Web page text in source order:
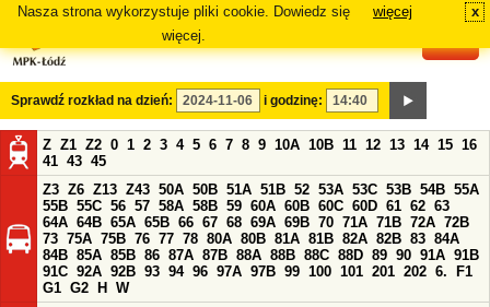
Nasza strona wykorzystuje pliki cookie. Dowiedz się
więcej.
więcej x
Sprawdź rozkład na dzień: i godzinę:
Z Z1 Z2 0 1 2 3 4 5 6 7 8 9 10A 10B 11 12 13 14 15 16
41 43 45
Z3 Z6 Z13 Z43 50A 50B 51A 51B 52 53A 53C 53B 54B 55A
55B 55C 56 57 58A 58B 59 60A 60B 60C 60D 61 62 63
64A 64B 65A 65B 66 67 68 69A 69B 70 71A 71B 72A 72B
73 75A 75B 76 77 78 80A 80B 81A 81B 82A 82B 83 84A
84B 85A 85B 86 87A 87B 88A 88B 88C 88D 89 90 91A 91B
91C 92A 92B 93 94 96 97A 97B 99 100 101 201 202 6.
F1
G1 G2 H
W